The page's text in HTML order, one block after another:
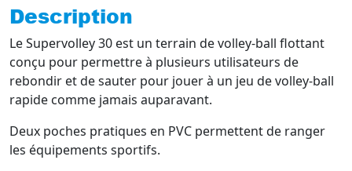
Description
Le Supervolley 30 est un terrain de volley-ball flottant
conçu pour permettre à plusieurs utilisateurs de
rebondir et de sauter pour jouer à un jeu de volley-ball
rapide comme jamais auparavant.
Deux poches pratiques en PVC permettent de ranger
les équipements sportifs.